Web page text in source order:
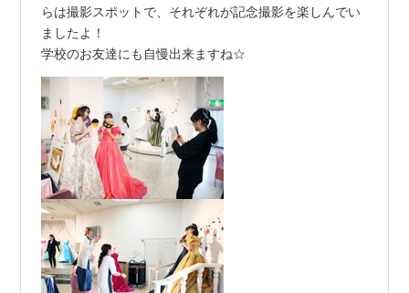
らは撮影スポットで、それぞれが記念撮影を楽しんでい
ましたよ！
学校のお友達にも自慢出来ますね☆